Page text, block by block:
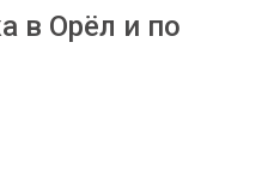
в Орёл и по